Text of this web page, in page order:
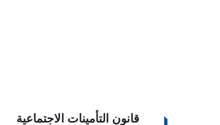
قانون التأمينات الاجتماعية